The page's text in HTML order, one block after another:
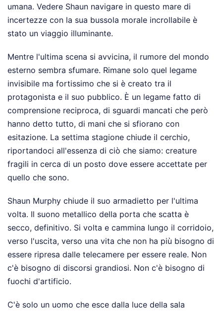
umana. Vedere Shaun navigare in questo mare di
incertezze con la sua bussola morale incrollabile è
stato un viaggio illuminante.
Mentre l'ultima scena si avvicina, il rumore del mondo
esterno sembra sfumare. Rimane solo quel legame
invisibile ma fortissimo che si è creato tra il
protagonista e il suo pubblico. È un legame fatto di
comprensione reciproca, di sguardi mancati che però
hanno detto tutto, di mani che si sfiorano con
esitazione. La settima stagione chiude il cerchio,
riportandoci all'essenza di ciò che siamo: creature
fragili in cerca di un posto dove essere accettate per
quello che sono.
Shaun Murphy chiude il suo armadietto per l'ultima
volta. Il suono metallico della porta che scatta è
secco, definitivo. Si volta e cammina lungo il corridoio,
verso l'uscita, verso una vita che non ha più bisogno di
essere ripresa dalle telecamere per essere reale. Non
c'è bisogno di discorsi grandiosi. Non c'è bisogno di
fuochi d'artificio.
C'è solo un uomo che esce dalla luce della sala